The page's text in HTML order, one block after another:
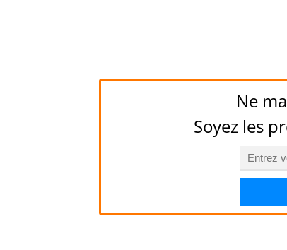
Ne
Soyez les